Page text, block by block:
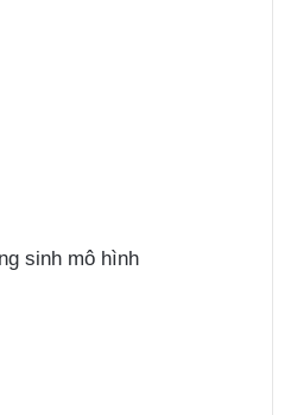
sinh mô hình